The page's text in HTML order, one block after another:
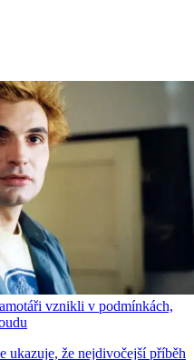
vznikli v podmínkách,
ukazuje, že nejdivočejší příběh